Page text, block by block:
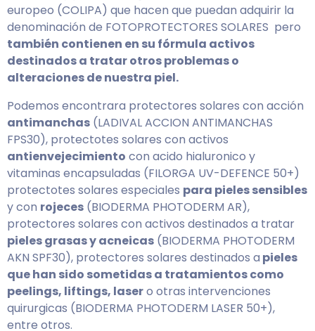
europeo (COLIPA) que hacen que puedan adquirir la
denominación de FOTOPROTECTORES SOLARES pero
también contienen en su fórmula activos
destinados a tratar otros problemas o
alteraciones de nuestra piel.
Podemos encontrara protectores solares con acción
antimanchas (LADIVAL ACCION ANTIMANCHAS
FPS30), protectotes solares con activos
antienvejecimiento con acido hialuronico y
vitaminas encapsuladas (FILORGA UV-DEFENCE 50+)
protectotes solares especiales para pieles sensibles
y con rojeces (BIODERMA PHOTODERM AR),
protectores solares con activos destinados a tratar
pieles grasas y acneicas (BIODERMA PHOTODERM
AKN SPF30), protectores solares destinados a pieles
que han sido sometidas a tratamientos como
peelings, liftings, lasero otras intervenciones
quirurgicas (BIODERMA PHOTODERM LASER 50+),
entre otros.